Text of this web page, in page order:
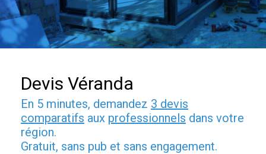
Devis Véranda
En 5 minutes, demandez 3 devis
comparatifs aux professionnels dans votre
région.
Gratuit, sans pub et sans engagement.